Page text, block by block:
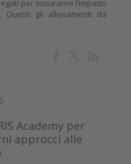
per misurarne l’impatto
gli allenamenti da
Academy per
approcci alle